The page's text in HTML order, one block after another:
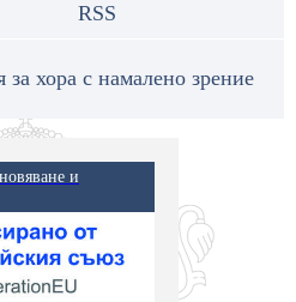
RSS
за хора с намалено зрение
и